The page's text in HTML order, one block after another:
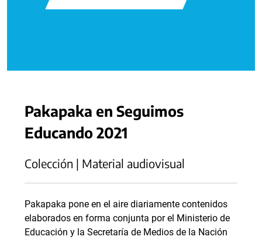
Pakapaka en Seguimos
Educando 2021
Colección | Material audiovisual
Pakapaka pone en el aire diariamente contenidos
elaborados en forma conjunta por el Ministerio de
Educación y la Secretaría de Medios de la Nación